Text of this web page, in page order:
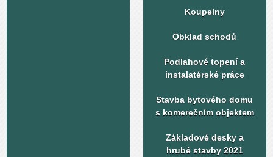
Koupelny
Obklad schodů
Podlahové topení a
instalatérské práce
Stavba bytového domu
s komerečním objektem
Základové desky a
hrubé stavby 2021